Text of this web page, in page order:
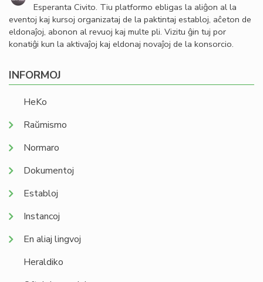
Esperanta Civito. Tiu platformo ebligas la aliĝon al la
eventoj kaj kursoj organizataj de la paktintaj establoj, aĉeton de
eldonaĵoj, abonon al revuoj kaj multe pli. Vizitu ĝin tuj por
konatiĝi kun la aktivaĵoj kaj eldonaj novaĵoj de la konsorcio.
INFORMOJ
HeKo
Raŭmismo
Normaro
Dokumentoj
Establoj
Instancoj
En aliaj lingvoj
Heraldiko